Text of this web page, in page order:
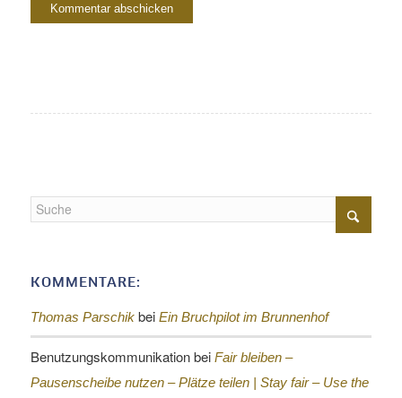
KOMMENTARE:
Thomas Parschikbei Ein Bruchpilot im Brunnenhof
Benutzungskommunikationbei Fair bleiben –
Pausenscheibe nutzen – Plätze teilen | Stay fair – Use the